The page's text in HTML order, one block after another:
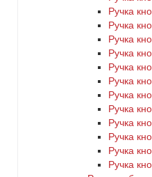
Ручка
Ручка
Ручка
Ручка
Ручка
Ручка
Ручка
Ручка
Ручка
Ручка
Ручка
Ручка